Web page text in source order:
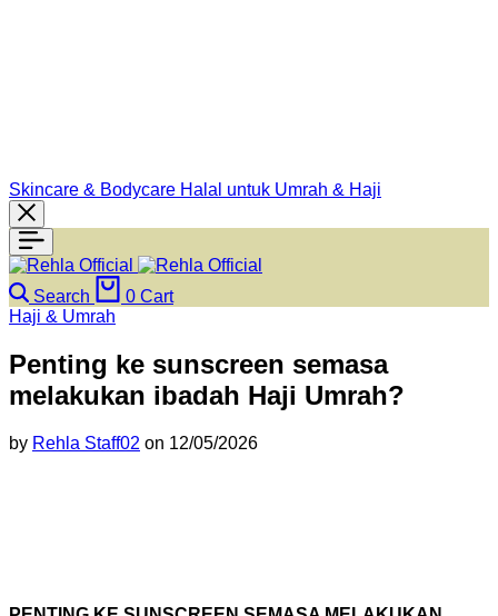
Skincare & Bodycare Halal untuk Umrah & Haji
Search 0 Cart
Haji & Umrah
Penting ke sunscreen semasa
melakukan ibadah Haji Umrah?
by Rehla Staff02 on 12/05/2026